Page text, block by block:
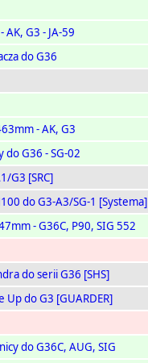
AK, G3 - JA-59
do G36
- AK, G3
do G36 - SG-02
G3 [SRC]
do G3-A3/SG-1 [Systema]
- G36C, P90, SIG 552
do serii G36 [SHS]
Up do G3 [GUARDER]
do G36C, AUG, SIG